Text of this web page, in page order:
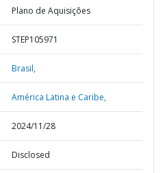
Plano de Aquisições
STEP105971
Brasil,
América Latina e Caribe,
2024/11/28
Disclosed